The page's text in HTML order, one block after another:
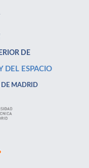
DE
DEL ESPACIO
MADRID